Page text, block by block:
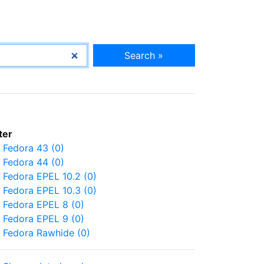
Search »
Fedora 43 (0)
Fedora 44 (0)
Fedora EPEL 10.2 (0)
Fedora EPEL 10.3 (0)
Fedora EPEL 8 (0)
Fedora EPEL 9 (0)
Fedora Rawhide (0)